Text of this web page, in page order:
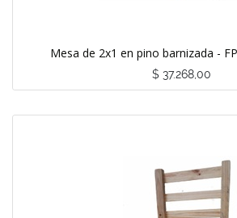
Mesa de 2x1 en pino barnizada -
$ 37.268,00